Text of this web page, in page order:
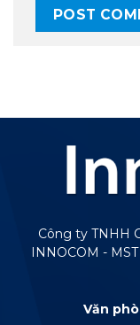
Công ty TNHH
INNOCOM -
Văn